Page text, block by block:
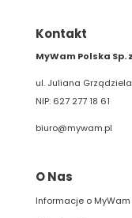
Kontakt
MyWam Polska Sp.
ul. Juliana
NIP: 627 277 18 61
biuro@mywam.pl
O Nas
Informacje o MyWam